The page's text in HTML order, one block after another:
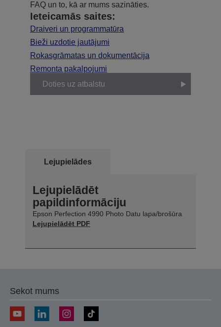
FAQ un to, kā ar mums sazināties.
Ieteicamās saites:
Draiveri un programmatūra
Bieži uzdotie jautājumi
Rokasgrāmatas un dokumentācija
Remonta pakalpojumi
Doties uz atbalstu
Lejupielādes
Lejupielādēt
papildinformāciju
Epson Perfection 4990 Photo Datu lapa/brošūra
Lejupielādēt PDF
Sekot mums